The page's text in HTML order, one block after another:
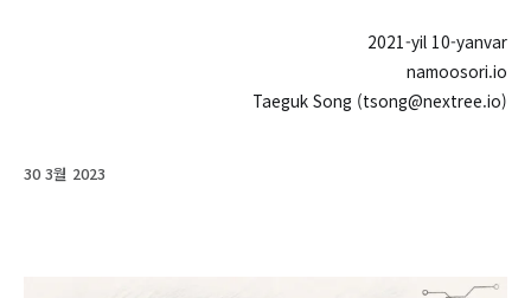
2021-yil 10-yanvar
namoosori.io
Taeguk Song (tsong@nextree.io)
30 3월 2023